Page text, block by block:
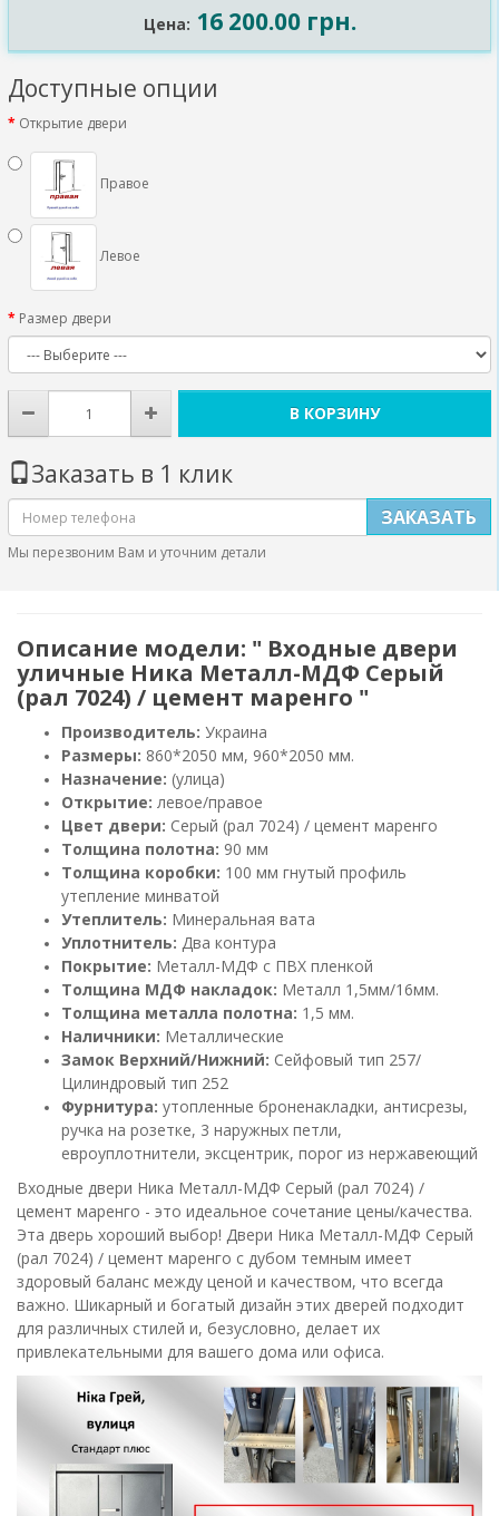
Цена: 16 200.00 грн.
Доступные опции
Открытие двери
Правое
Левое
Размер двери
В КОРЗИНУ
Заказать в 1 клик
ЗАКАЗАТЬ
Мы перезвоним Вам и уточним детали
Описание модели: " Входные двери
уличные Ника Металл-МДФ Серый
(рал 7024) / цемент маренго "
Производитель: Украина
Размеры: 860*2050 мм, 960*2050 мм.
Назначение: (улица)
Открытие: левое/правое
Цвет двери: Серый (рал 7024) / цемент маренго
Толщина полотна: 90 мм
Толщина коробки: 100 мм гнутый профиль
утепление минватой
Утеплитель: Минеральная вата
Уплотнитель: Два контура
Покрытие: Металл-МДФ с ПВХ пленкой
Толщина МДФ накладок: Металл 1,5мм/16мм.
Толщина металла полотна: 1,5 мм.
Наличники: Металлические
Замок Верхний/Нижний: Сейфовый тип 257/
Цилиндровый тип 252
Фурнитура: утопленные броненакладки, антисрезы,
ручка на розетке, 3 наружных петли,
евроуплотнители, эксцентрик, порог из нержавеющий
Входные двери Ника Металл-МДФ Серый (рал 7024) /
цемент маренго - это идеальное сочетание цены/качества.
Эта дверь хороший выбор! Двери Ника Металл-МДФ Серый
(рал 7024) / цемент маренго с дубом темным имеет
здоровый баланс между ценой и качеством, что всегда
важно. Шикарный и богатый дизайн этих дверей подходит
для различных стилей и, безусловно, делает их
привлекательными для вашего дома или офиса.